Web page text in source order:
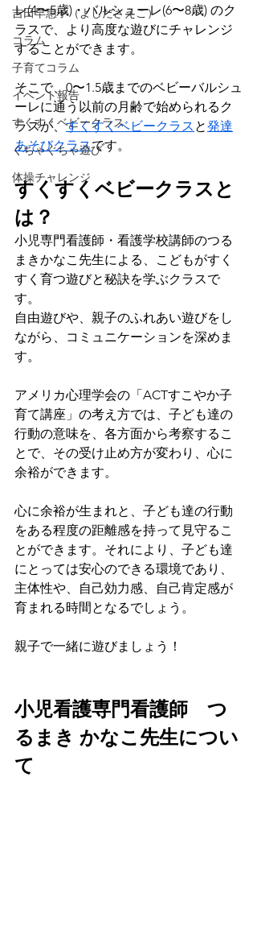
吉田早惠子（よしださえこ）
コラム
子育てコラム
イベント報告
すくすくベビークラス
ぐちゃぐちゃ遊び
体操チャレンジ
レ(4〜5歳)・バルシューレ(6〜8歳) のク
ラスで、より高度な遊びにチャレンジ
することができます。
そこで、0〜1.5歳までのベビーバルシュ
ーレに通う以前の月齢で始められるク
ラスが、すくすくベビークラス と発達
あそびクラスです。
すくすくベビークラスと
は？
小児専門看護師・看護学校講師のつる
まきかなこ先生による、こどもがすく
すく育つ遊びと秘訣を学ぶクラスで
す。
自由遊びや、親子のふれあい遊びをし
ながら、コミュニケーションを深めま
す。
アメリカ心理学会の「ACTすこやか子
育て講座」の考え方では、子ども達の
行動の意味を、各方面から考察するこ
とで、その受け止め方が変わり、心に
余裕ができます。
心に余裕が生まれと、子ども達の行動
をある程度の距離感を持って見守るこ
とができます。それにより、子ども達
にとっては安心のできる環境であり、
主体性や、自己効力感、自己肯定感が
育まれる時間となるでしょう。
親子で一緒に遊びましょう！
小児看護専門看護師　つ
るまき かなこ先生につい
て